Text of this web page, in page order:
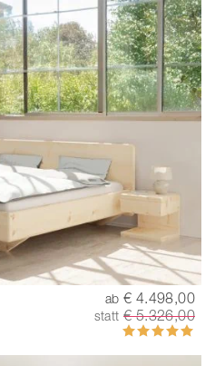
ab € 4.498,00
statt € 5.326,00
Bewertung:
100%